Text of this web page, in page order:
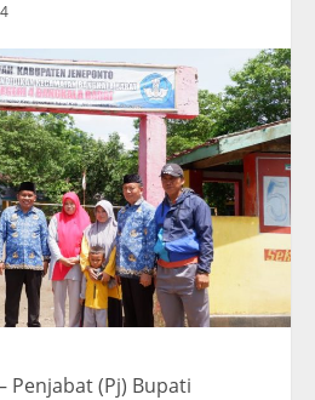
Penjabat (Pj) Bupati